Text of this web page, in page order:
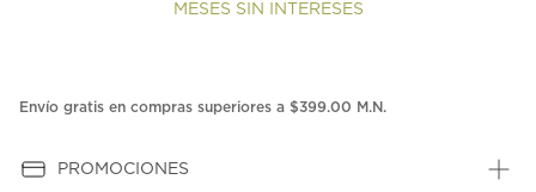
MESES SIN INTERESES
Envío gratis en compras superiores a $399.00 M.N.
PROMOCIONES